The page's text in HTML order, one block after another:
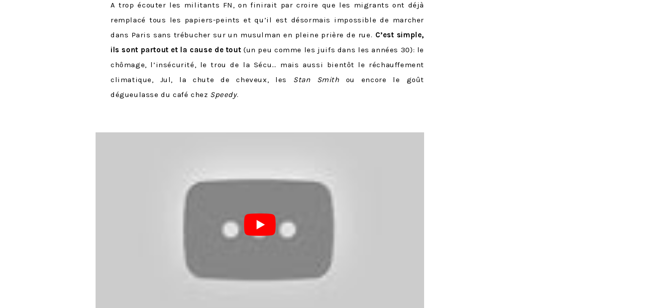
A trop écouter les militants FN, on finirait par croire que les migrants ont déjà
remplacé tous les papiers-peints et qu’il est désormais impossible de marcher
dans Paris sans trébucher sur un musulman en pleine prière de rue. C’est simple,
ils sont partout et la cause de tout (un peu comme les juifs dans les années 30): le
chômage, l’insécurité, le trou de la Sécu… mais aussi bientôt le réchauffement
climatique, Jul, la chute de cheveux, les Stan Smith ou encore le goût
dégueulasse du café chez Speedy.